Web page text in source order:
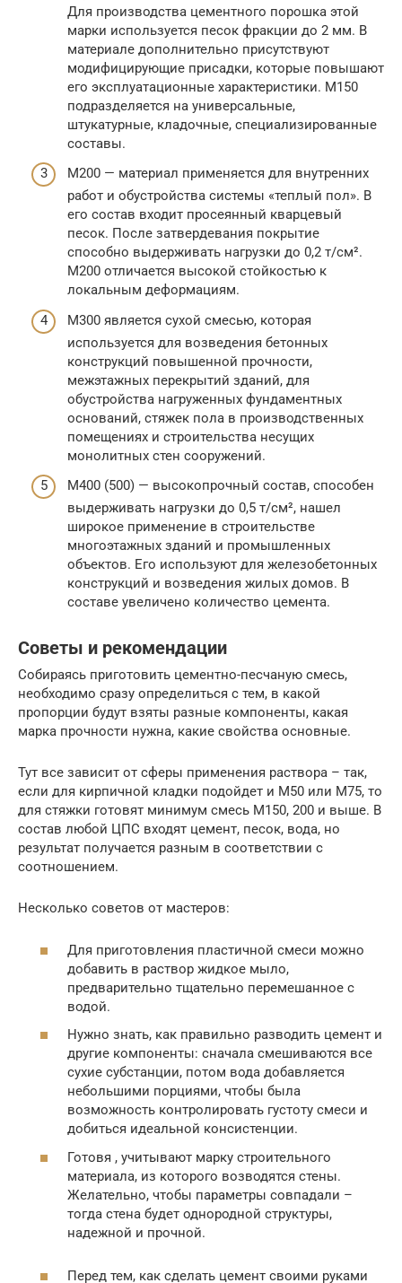
Для производства цементного порошка этой
марки используется песок фракции до 2 мм. В
материале дополнительно присутствуют
модифицирующие присадки, которые повышают
его эксплуатационные характеристики. М150
подразделяется на универсальные,
штукатурные, кладочные, специализированные
составы.
М200 — материал применяется для внутренних
работ и обустройства системы «теплый пол». В
его состав входит просеянный кварцевый
песок. После затвердевания покрытие
способно выдерживать нагрузки до 0,2 т/см².
М200 отличается высокой стойкостью к
локальным деформациям.
М300 является сухой смесью, которая
используется для возведения бетонных
конструкций повышенной прочности,
межэтажных перекрытий зданий, для
обустройства нагруженных фундаментных
оснований, стяжек пола в производственных
помещениях и строительства несущих
монолитных стен сооружений.
М400 (500) — высокопрочный состав, способен
выдерживать нагрузки до 0,5 т/см², нашел
широкое применение в строительстве
многоэтажных зданий и промышленных
объектов. Его используют для железобетонных
конструкций и возведения жилых домов. В
составе увеличено количество цемента.
Советы и рекомендации
Собираясь приготовить цементно-песчаную смесь,
необходимо сразу определиться с тем, в какой
пропорции будут взяты разные компоненты, какая
марка прочности нужна, какие свойства основные.
Тут все зависит от сферы применения раствора – так,
если для кирпичной кладки подойдет и М50 или М75, то
для стяжки готовят минимум смесь М150, 200 и выше. В
состав любой ЦПС входят цемент, песок, вода, но
результат получается разным в соответствии с
соотношением.
Несколько советов от мастеров:
Для приготовления пластичной смеси можно
добавить в раствор жидкое мыло,
предварительно тщательно перемешанное с
водой.
Нужно знать, как правильно разводить цемент и
другие компоненты: сначала смешиваются все
сухие субстанции, потом вода добавляется
небольшими порциями, чтобы была
возможность контролировать густоту смеси и
добиться идеальной консистенции.
Готовя , учитывают марку строительного
материала, из которого возводятся стены.
Желательно, чтобы параметры совпадали –
тогда стена будет однородной структуры,
надежной и прочной.
Перед тем, как сделать цемент своими руками